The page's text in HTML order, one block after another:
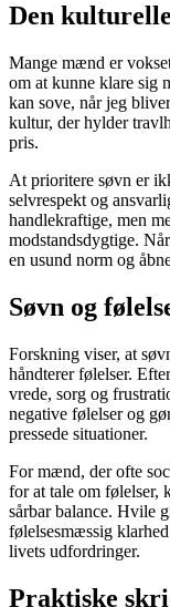
Den
Mange mænd er
om at kunne klare sig
kan sove, når jeg
kultur, der hylder
pris.
At prioritere søvn er
selvrespekt og
handlekraftige, men
modstandsdygtige.
en usund norm og
Søvn og
Forskning viser, at
håndterer følelser.
vrede, sorg og
negative følelser og
pressede situationer.
For mænd, der ofte
for at tale om følelser,
sårbar balance. Hvile
følelsesmæssig
livets udfordringer.
Praktiske